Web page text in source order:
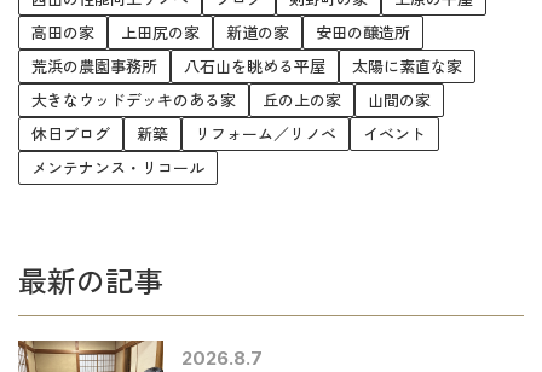
高田の家
上田尻の家 新道の家
安田の醸造所
荒浜の農園事務所
八石山を眺める平屋
太陽に素直な家
大きなウッドデッキのある家
丘の上の家
山間の家
休日ブログ
新築 リフォーム／リノベ
イベント
メンテナンス・リコール
最新の記事
2026.8.7